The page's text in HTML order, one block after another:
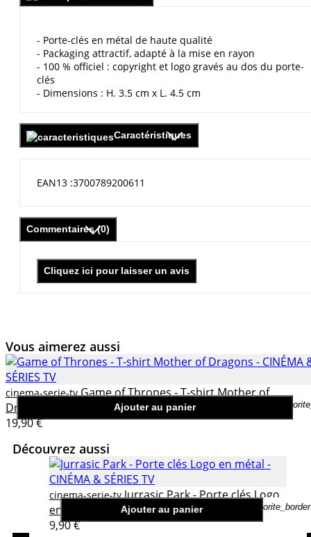
- Porte-clés en métal de haute qualité
- Packaging attractif, adapté à la mise en rayon
- 100 % officiel : copyright et logo gravés au dos du porte-
clés
- Dimensions : H. 3.5 cm x L. 4.5 cm
Caractéristiques
EAN13 3700789200611
Commentaires (0)
Cliquez ici pour laisser un avis
Vous aimerez aussi
Ajouter au panier
cinema-serie-tvGame of Thrones - T-shirt Mother of
Dragons
19,90 €
Découvrez aussi
Ajouter au panier favorite_border
cinema-serie-tvJurrasic Park - Porte clés Logo
en métal
9,90 €